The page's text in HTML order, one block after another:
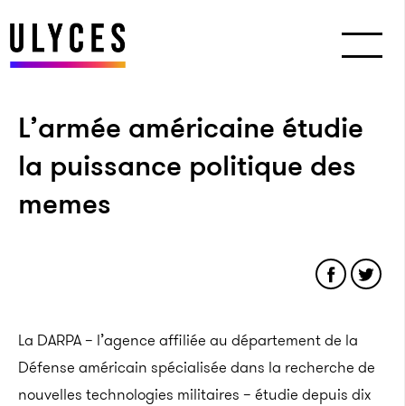
L’armée américaine étudie
la puissance politique des
memes
La DARPA – l’agence affiliée au département de la
Défense américain spécialisée dans la recherche de
nouvelles technologies militaires – étudie depuis dix